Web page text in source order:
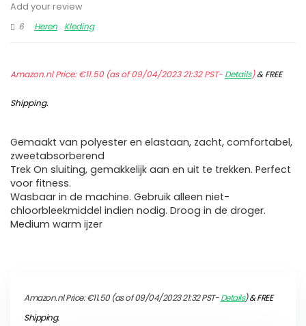
Add your review
6
Heren Kleding
Amazon.nl Price:€11.50(as of 09/04/2023 21:32 PST- Details)&FREE
Shipping.
Gemaakt van polyester en elastaan, zacht, comfortabel,
zweetabsorberend
Trek On sluiting, gemakkelijk aan en uit te trekken. Perfect
voor fitness.
Wasbaar in de machine. Gebruik alleen niet-
chloorbleekmiddel indien nodig. Droog in de droger.
Medium warm ijzer
Amazon.nl Price:€11.50(as of 09/04/2023 21:32 PST-Details)&FREE
Shipping.